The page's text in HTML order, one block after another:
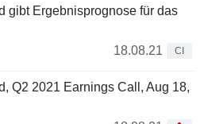
gibt Ergebnisprognose für das
18.08.21
CI
Q2 2021 Earnings Call, Aug 18,